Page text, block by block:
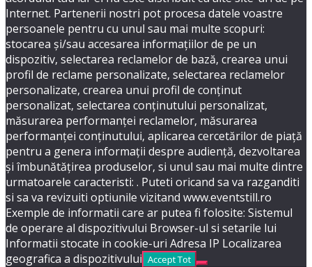
Internet. Partenerii nostri pot procesa datele voastre
persoanele pentru cu unul sau mai multe scopuri:
stocarea și/sau accesarea informațiilor de pe un
dispozitiv, selectarea reclamelor de bază, crearea unui
profil de reclame personalizate, selectarea reclamelor
personalizate, crearea unui profil de conținut
personalizat, selectarea conținutului personalizat,
măsurarea performanței reclamelor, măsurarea
performanței conținutului, aplicarea cercetărilor de piață
pentru a genera informații despre audiență, dezvoltarea
și îmbunătățirea produselor, si unul sau mai multe dintre
urmatoarele caracteristi: . Puteti oricand sa va razganditi
si sa va revizuiti optiunile vizitand www.eventstill.ro
Exemple de informatii care ar putea fi folosite: Sistemul
de operare al dispozitivului Browser-ul si setarile lui
Informatii stocate in cookie-uri Adresa IP Localizarea
geografica a dispozitivului Accept Tot